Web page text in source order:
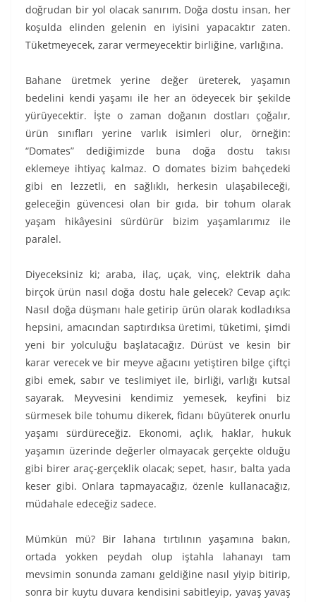
doğrudan bir yol olacak sanırım. Doğa dostu insan, her
koşulda elinden gelenin en iyisini yapacaktır zaten.
Tüketmeyecek, zarar vermeyecektir birliğine, varlığına.
Bahane üretmek yerine değer üreterek, yaşamın
bedelini kendi yaşamı ile her an ödeyecek bir şekilde
yürüyecektir. İşte o zaman doğanın dostları çoğalır,
ürün sınıfları yerine varlık isimleri olur, örneğin:
“Domates” dediğimizde buna doğa dostu takısı
eklemeye ihtiyaç kalmaz. O domates bizim bahçedeki
gibi en lezzetli, en sağlıklı, herkesin ulaşabileceği,
geleceğin güvencesi olan bir gıda, bir tohum olarak
yaşam hikâyesini sürdürür bizim yaşamlarımız ile
paralel.
Diyeceksiniz ki; araba, ilaç, uçak, vinç, elektrik daha
birçok ürün nasıl doğa dostu hale gelecek? Cevap açık:
Nasıl doğa düşmanı hale getirip ürün olarak kodladıksa
hepsini, amacından saptırdıksa üretimi, tüketimi, şimdi
yeni bir yolculuğu başlatacağız. Dürüst ve kesin bir
karar verecek ve bir meyve ağacını yetiştiren bilge çiftçi
gibi emek, sabır ve teslimiyet ile, birliği, varlığı kutsal
sayarak. Meyvesini kendimiz yemesek, keyfini biz
sürmesek bile tohumu dikerek, fidanı büyüterek onurlu
yaşamı sürdüreceğiz. Ekonomi, açlık, haklar, hukuk
yaşamın üzerinde değerler olmayacak gerçekte olduğu
gibi birer araç-gerçeklik olacak; sepet, hasır, balta yada
keser gibi. Onlara tapmayacağız, özenle kullanacağız,
müdahale edeceğiz sadece.
Mümkün mü? Bir lahana tırtılının yaşamına bakın,
ortada yokken peydah olup iştahla lahanayı tam
mevsimin sonunda zamanı geldiğine nasıl yiyip bitirip,
sonra bir kuytu duvara kendisini sabitleyip, yavaş yavaş